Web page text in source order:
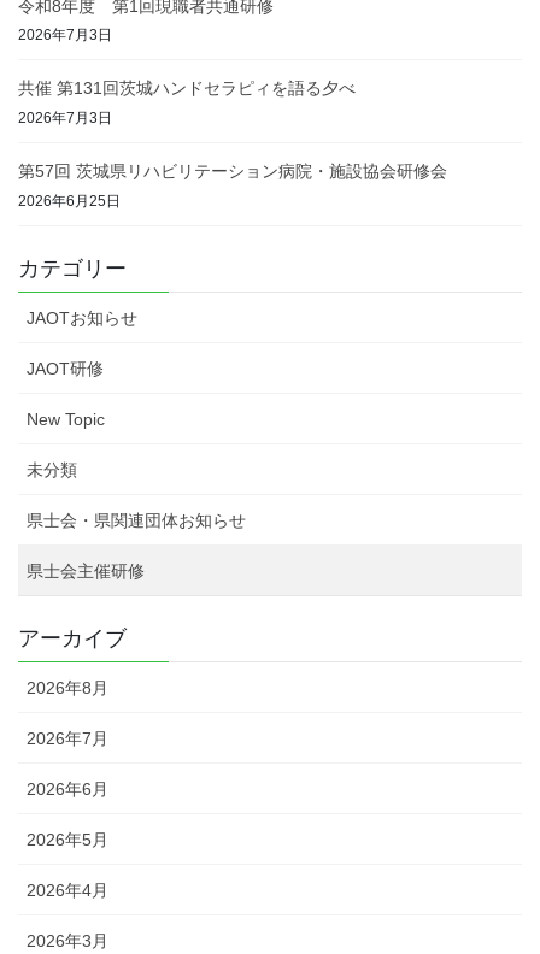
令和8年度 第1回現職者共通研修
2026年7月3日
共催 第131回茨城ハンドセラピィを語る夕べ
2026年7月3日
第57回 茨城県リハビリテーション病院・施設協会研修会
2026年6月25日
カテゴリー
JAOTお知らせ
JAOT研修
New Topic
未分類
県士会・県関連団体お知らせ
県士会主催研修
アーカイブ
2026年8月
2026年7月
2026年6月
2026年5月
2026年4月
2026年3月